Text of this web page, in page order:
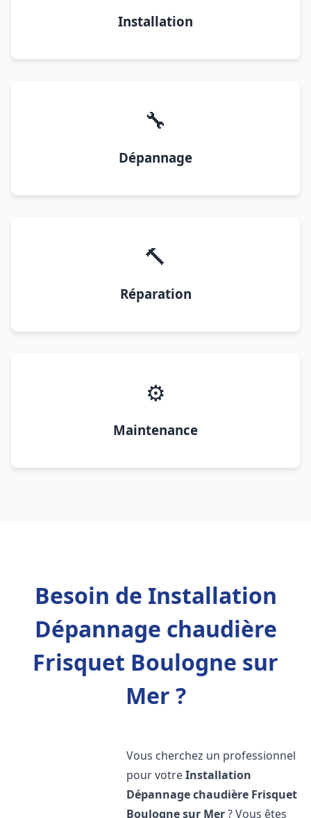
Installation
🔧
Dépannage
🔨
Réparation
⚙️
Maintenance
Besoin de Installation
Dépannage chaudière
Frisquet Boulogne sur
Mer ?
Vous cherchez un professionnel
pour votreInstallation
Dépannage chaudière Frisquet
Boulogne sur Mer? Vous êtes